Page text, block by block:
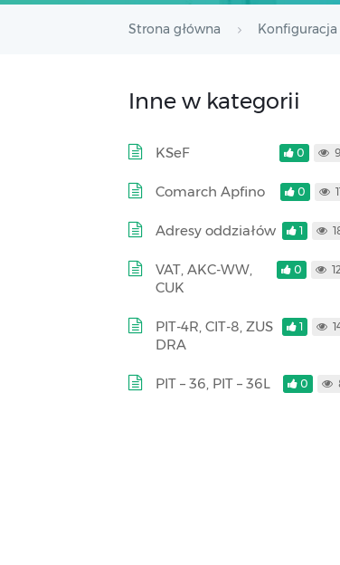
Strona główna
Inne w kategorii
KSeF 0
Comarch Apfino 0
Adresy oddziałów 1
VAT, AKC-WW,
CUK
0
PIT-4R, CIT-8, ZUS
DRA
1
PIT – 36, PIT – 36L 0